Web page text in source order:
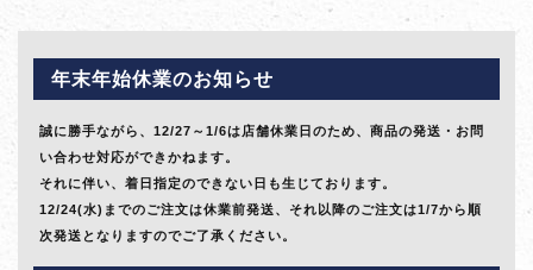
年末年始休業のお知らせ
誠に勝手ながら、12/27～1/6は店舗休業日のため、商品の発送・お問
い合わせ対応ができかねます。
それに伴い、着日指定のできない日も生じております。
12/24(水)までのご注文は休業前発送、それ以降のご注文は1/7から順
次発送となりますのでご了承ください。